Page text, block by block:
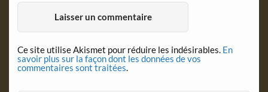
Ce site utilise Akismet pour réduire les indésirables. En
savoir plus sur la façon dont les données de vos
commentaires sont traitées.